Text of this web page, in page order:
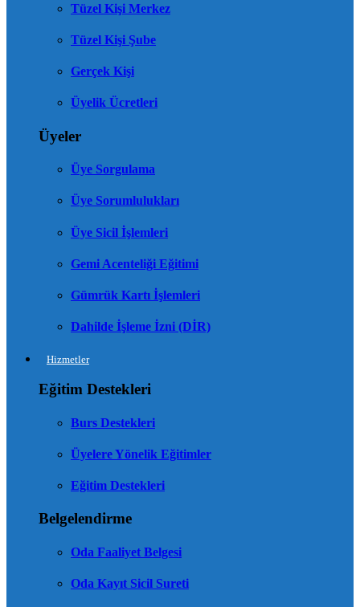
Tüzel Kişi Merkez
Tüzel Kişi Şube
Gerçek Kişi
Üyelik Ücretleri
Üyeler
Üye Sorgulama
Üye Sorumlulukları
Üye Sicil İşlemleri
Gemi Acenteliği Eğitimi
Gümrük Kartı İşlemleri
Dahilde İşleme İzni (DİR)
Hizmetler
Eğitim Destekleri
Burs Destekleri
Üyelere Yönelik Eğitimler
Eğitim Destekleri
Belgelendirme
Oda Faaliyet Belgesi
Oda Kayıt Sicil Sureti